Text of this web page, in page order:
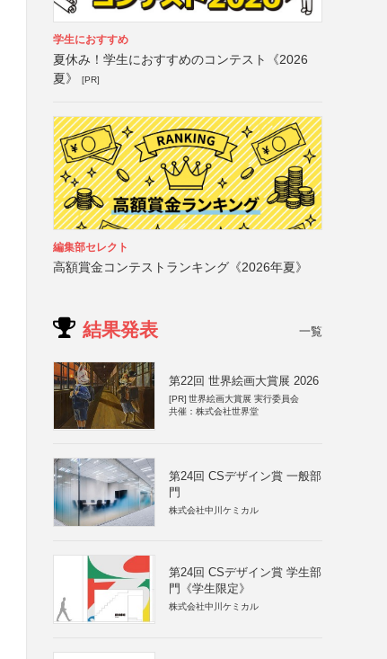
学生におすすめ
夏休み！学生におすすめのコンテスト《2026
夏》
[PR]
編集部セレクト
高額賞金コンテストランキング《2026年夏》
結果発表 一覧
第22回 世界絵画大賞展 2026
[PR] 世界絵画大賞展 実行委員会
共催：株式会社世界堂
第24回 CSデザイン賞 一般部
門
株式会社中川ケミカル
第24回 CSデザイン賞 学生部
門《学生限定》
株式会社中川ケミカル